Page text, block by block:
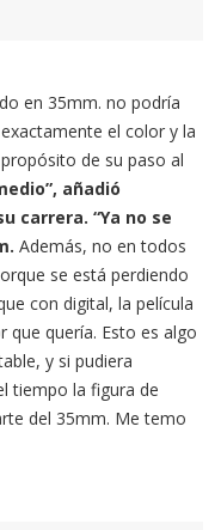
en 35mm. no podría
el color y la
de su paso al
añadió
carrera. “Ya no se
Además, no en todos
se está perdiendo
con digital, la película
que quería. Esto es algo
y si pudiera
tiempo la figura de
del 35mm. Me temo